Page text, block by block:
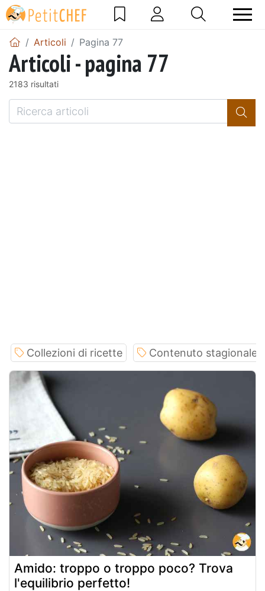
Articoli Pagina 77
Articoli - pagina 77
2183 risultati
Collezioni di ricette Contenuto stagionale
Amido: troppo o troppo poco? Trova
l'equilibrio perfetto!